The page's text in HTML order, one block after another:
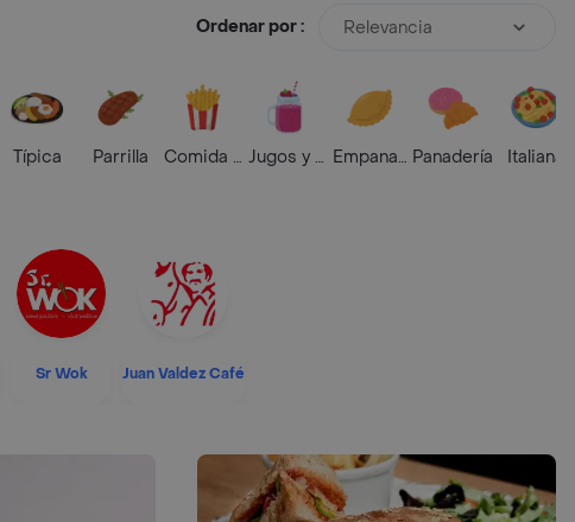
Ordenar por : Relevancia
Típica Parrilla Comida RápidaJugos y BatidosEmpanadasPanadería Italiana
Sr Wok Juan Valdez Café